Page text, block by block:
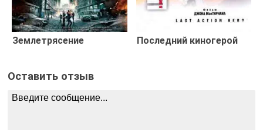
Землетрясение Последний киногерой
Оставить отзыв